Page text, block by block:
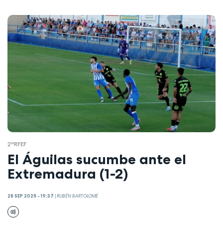
2ªRFEF
El Águilas sucumbe ante el
Extremadura (1-2)
28 SEP 2025 - 19:37 |RUBÉN BARTOLOMÉ